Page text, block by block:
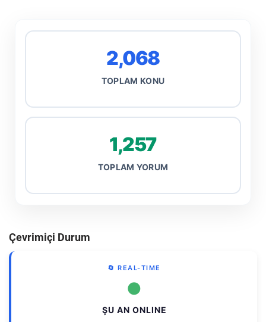
2,068
TOPLAM KONU
1,257
TOPLAM YORUM
Çevrimiçi Durum
🔄 REAL-TIME
●
ŞU AN ONLINE